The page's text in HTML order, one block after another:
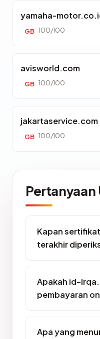
yamaha-
GB 100/100
avisworld.com
GB 100/100
jakartaservice.com
GB 100/100
Pertanyaan
Kapan
terakhir
Apakah id-
pembayaran
Apa yang